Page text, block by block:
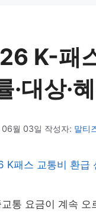
K-패
·대상·
월 03일 작성자: 말티
통 요금이 계속 오